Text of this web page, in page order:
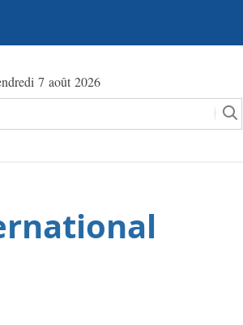
7 août 2026